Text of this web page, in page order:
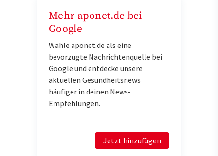
Mehr aponet.de bei
Google
Wähle aponet.de als eine
bevorzugte Nachrichtenquelle bei
Google und entdecke unsere
aktuellen Gesundheitsnews
häufiger in deinen News-
Empfehlungen.
Jetzt hinzufügen